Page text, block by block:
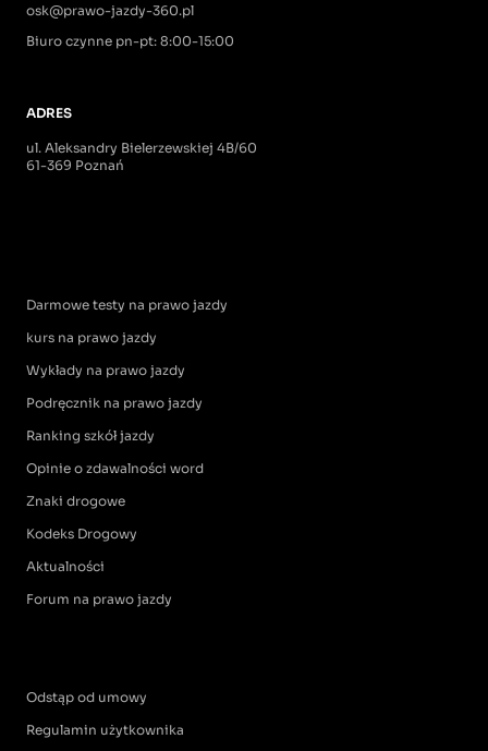
osk@prawo-jazdy-360.pl
Biuro czynne pn-pt: 8:00-15:00
ADRES
ul. Aleksandry Bielerzewskiej 4B/60
61-369 Poznań
Darmowe testy na prawo jazdy
kurs na prawo jazdy
Wykłady na prawo jazdy
Podręcznik na prawo jazdy
Ranking szkół jazdy
Opinie o zdawalności word
Znaki drogowe
Kodeks Drogowy
Aktualności
Forum na prawo jazdy
Odstąp od umowy
Regulamin użytkownika